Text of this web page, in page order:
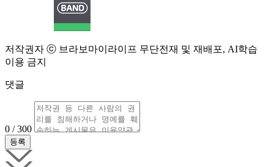
저작권자 ⓒ 브라보마이라이프 무단전재 및 재배포, AI학습
이용 금지
댓글
0 / 300